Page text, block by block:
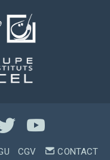
CGV CONTACT